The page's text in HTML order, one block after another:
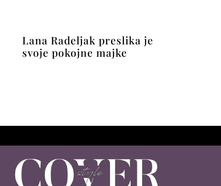
Lana Radeljak preslika je
svoje pokojne majke